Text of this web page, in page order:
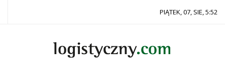
PIĄTEK, 07, SIE, 5:52